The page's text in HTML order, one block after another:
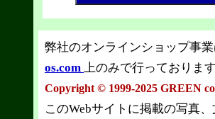
弊社のオンラインショップ事
os.com 上のみで行っておりま
Copyright © 1999-2025 GREEN
このWebサイトに掲載の写真